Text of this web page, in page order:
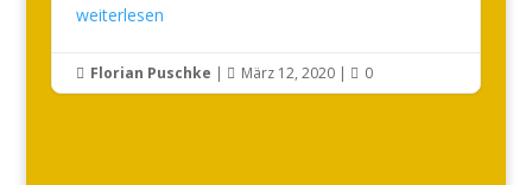
weiterlesen
 Florian Puschke |  März 12, 2020|  0